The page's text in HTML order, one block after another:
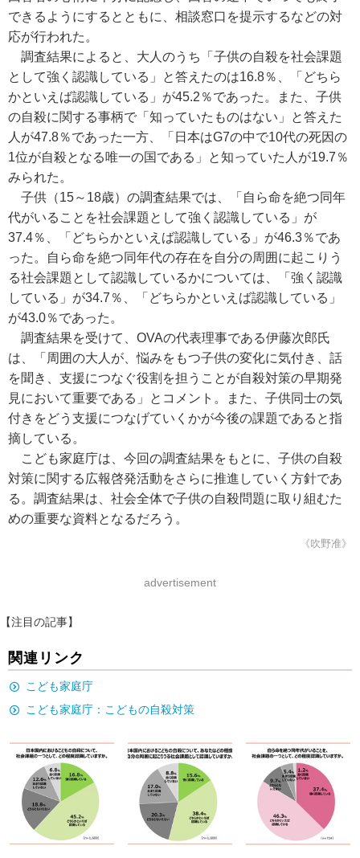
できるようにするとともに、相談窓口を提示するなどの対
応が行われた。
調査結果によると、大人のうち「子供の自殺を社会課題
として強く認識している」と答えたのは16.8％、「どちら
かといえば認識している」が45.2％であった。また、子供
の自殺に関する事柄で「知っていたものはない」と答えた
人が47.8％であった一方、「日本はG7の中で10代の死因の
1位が自殺となる唯一の国である」と知っていた人が19.7％
みられた。
子供（15～18歳）の調査結果では、「自ら命を絶つ同年
代がいることを社会課題として強く認識している」が
37.4％、「どちらかといえば認識している」が46.3％であ
った。自ら命を絶つ同年代の存在を自分の周囲に起こりう
る社会課題として認識しているかについては、「強く認識
している」が34.7％、「どちらかといえば認識している」
が43.0％であった。
調査結果を受けて、OVAの代表理事である伊藤次郎氏
は、「周囲の大人が、悩みをもつ子供の変化に気付き、話
を聞き、支援につなぐ役割を担うことが自殺対策の早期発
見において重要である」とコメント。また、子供同士の気
付きをどう支援につなげていくかが今後の課題であると指
摘している。
こども家庭庁は、今回の調査結果をもとに、子供の自殺
対策に関する広報啓発活動をさらに推進していく方針であ
る。調査結果は、社会全体で子供の自殺問題に取り組むた
めの重要な資料となるだろう。
《吹野准》
advertisement
【注目の記事】
関連リンク
こども家庭庁
こども家庭庁：こどもの自殺対策